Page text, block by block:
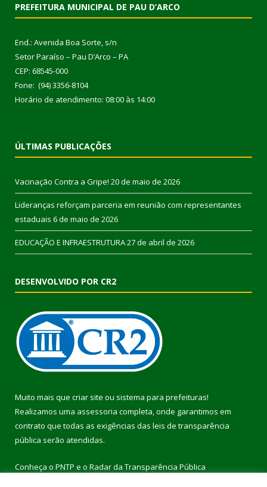
PREFEITURA MUNICIPAL DE PAU D’ARCO
End.: Avenida Boa Sorte, s/n
Setor Paraíso – Pau D’Arco – PA
CEP: 68545-000
Fone: (94) 3356-8104
Horário de atendimento: 08:00 às 14:00
ÚLTIMAS PUBLICAÇÕES
Vacinação Contra a Gripe! 20 de maio de 2026
Lideranças reforçam parceria em reunião com representantes
estaduais 6 de maio de 2026
EDUCAÇÃO E INFRAESTRUTURA27 de abril de 2026
DESENVOLVIDO POR CR2
Muito mais que criar site ou sistema para prefeituras!
Realizamos uma assessoria completa, onde garantimos em
contrato que todas as exigências das leis de transparência
pública serão atendidas.
Conheça o PNTP e o Radar da Transparência Pública